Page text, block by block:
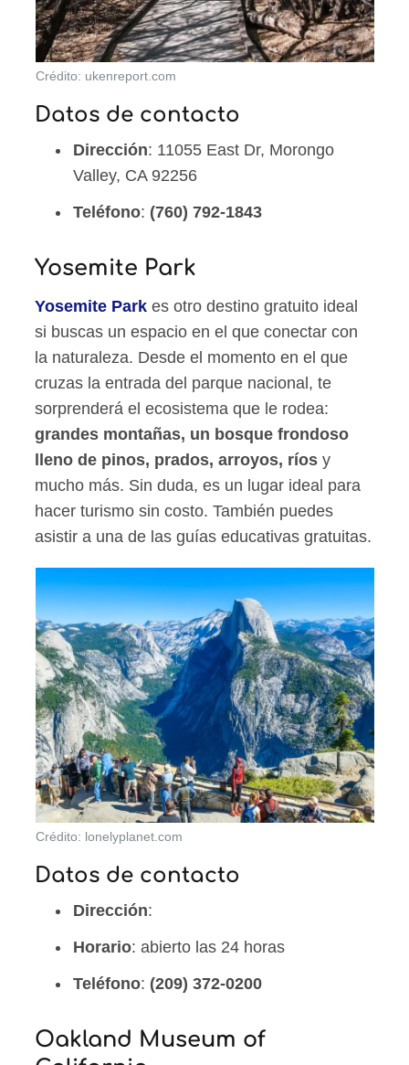
Crédito: ukenreport.com
Datos de contacto
Dirección: 11055 East Dr, Morongo
Valley, CA 92256
Teléfono: (760) 792-1843
Yosemite Park
Yosemite Park es otro destino gratuito ideal
si buscas un espacio en el que conectar con
la naturaleza. Desde el momento en el que
cruzas la entrada del parque nacional, te
sorprenderá el ecosistema que le rodea:
grandes montañas, un bosque frondoso
lleno de pinos, prados, arroyos, ríos y
mucho más. Sin duda, es un lugar ideal para
hacer turismo sin costo. También puedes
asistir a una de las guías educativas gratuitas.
Crédito: lonelyplanet.com
Datos de contacto
Dirección:
Horario: abierto las 24 horas
Teléfono: (209) 372-0200
Oakland Museum of